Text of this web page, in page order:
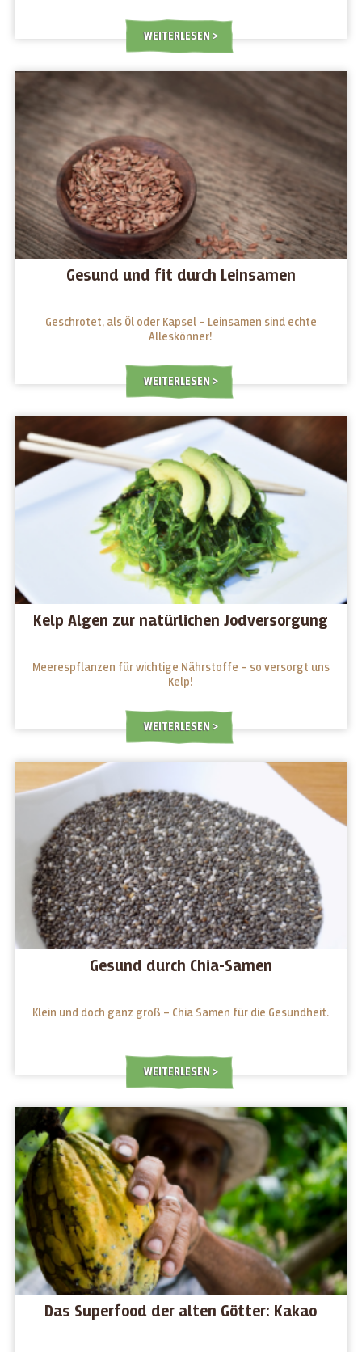
WEITERLESEN
Gesund und fit durch Leinsamen
Geschrotet, als Öl oder Kapsel – Leinsamen sind echte
Alleskönner!
WEITERLESEN
Kelp Algen zur natürlichen Jodversorgung
Meerespflanzen für wichtige Nährstoffe – so versorgt uns
Kelp!
WEITERLESEN
Gesund durch Chia-Samen
Klein und doch ganz groß – Chia Samen für die Gesundheit.
WEITERLESEN
Das Superfood der alten Götter: Kakao